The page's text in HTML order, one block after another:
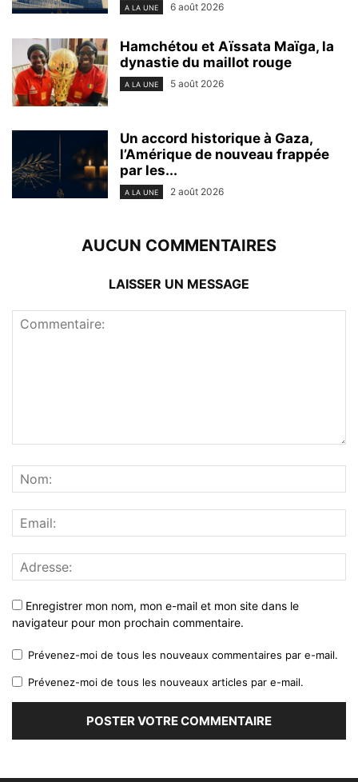
A LA UNE 6 août 2026
Hamchétou et Aïssata Maïga, la
dynastie du maillot rouge
A LA UNE 5 août 2026
Un accord historique à Gaza,
l’Amérique de nouveau frappée
par les...
A LA UNE 2 août 2026
AUCUN COMMENTAIRES
LAISSER UN MESSAGE
Enregistrer mon nom, mon e-mail et mon site dans le
navigateur pour mon prochain commentaire.
Prévenez-moi de tous les nouveaux commentaires par e-mail.
Prévenez-moi de tous les nouveaux articles par e-mail.